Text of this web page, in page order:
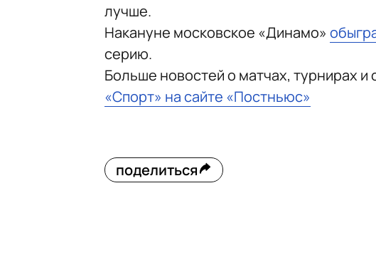
лучше.
Накануне московское «Динамо»
серию.
Больше новостей о матчах, турнирах
«Спорт» на сайте «Постньюс»
поделиться